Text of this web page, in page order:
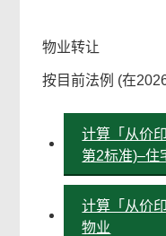
物业转让
按目前法例 (在
计算「从价
第2标准)–住
计算「从价
物业